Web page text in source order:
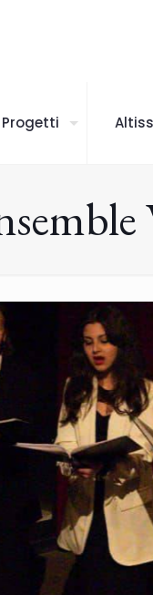
Progetti